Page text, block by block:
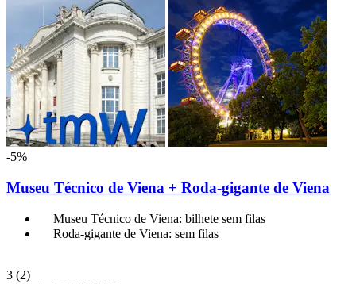
-5%
Museu Técnico de Viena + Roda-gigante de Viena
Museu Técnico de Viena: bilhete sem filas
Roda-gigante de Viena: sem filas
3 (2)